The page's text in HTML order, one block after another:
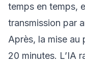
temps en temps,
transmission par
Après, la mise au
20 minutes. L’IA